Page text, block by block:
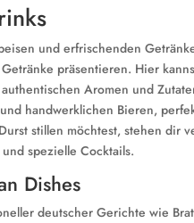
und erfrischenden
präsentieren. Hier
Aromen und
handwerklichen Bieren,
stillen möchtest, stehen dir
spezielle Cocktails.
Dishes
deutscher Gerichte wie